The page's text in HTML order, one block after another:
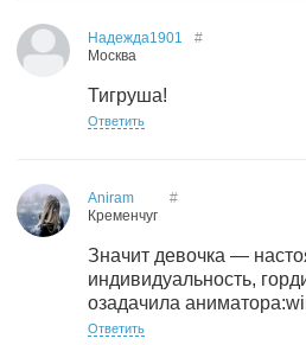
Надежда1901
Москва
#
Тигруша!
Ответить
Aniram
Кременчуг
#
Значит девочка —
индивидуальность,
озадачила
Ответить